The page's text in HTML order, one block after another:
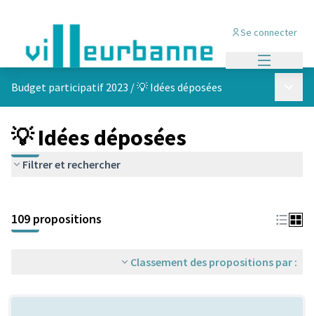
Se connecter
Budget participatif 2023 /💡 Idées déposées
💡 Idées déposées
Filtrer et rechercher
+
−
109 propositions
Classement des propositions par :